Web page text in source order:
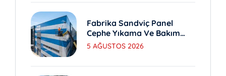
Fabrika Sandviç Panel
Cephe Yıkama Ve Bakım
Yöntemleri
5 AĞUSTOS 2026